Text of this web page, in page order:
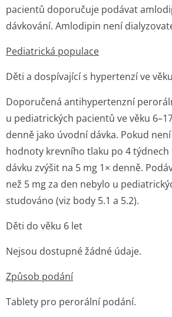
pacientů doporučuje podávat
dávkování. Amlodipin není
Pediatrická populace
Děti a dospívající s hypertenzí ve
Doporučená antihypertenzní
u pediatrických pacientů ve věku
denně jako úvodní dávka. Pokud
hodnoty krevního tlaku po 4 týdnech
dávku zvýšit na 5 mg 1× denně.
než 5 mg za den nebylo u
studováno (viz body 5.1 a 5.2).
Děti do věku 6 let
Nejsou dostupné žádné údaje.
Způsob podání
Tablety pro perorální podání.